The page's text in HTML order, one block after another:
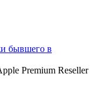
бывшего в
Premium Reseller